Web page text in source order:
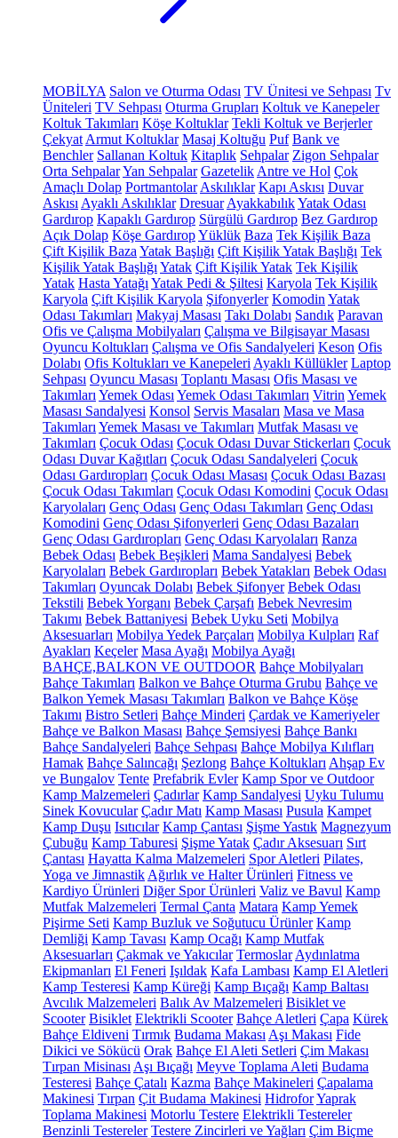
MOBİLYA Salon ve Oturma Odası TV Ünitesi ve Sehpası Tv
Üniteleri TV Sehpası Oturma Grupları Koltuk ve Kanepeler
Koltuk Takımları Köşe Koltuklar Tekli Koltuk ve Berjerler
Çekyat Armut Koltuklar Masaj Koltuğu Puf Bank ve
Benchler Sallanan Koltuk Kitaplık Sehpalar Zigon Sehpalar
Orta SehpalarYan Sehpalar Gazetelik Antre ve Hol Çok
Amaçlı Dolap Portmantolar Askılıklar Kapı Askısı Duvar
Askısı Ayaklı Askılıklar Dresuar AyakkabılıkYatak Odası
Gardırop Kapaklı Gardırop Sürgülü Gardırop Bez Gardırop
Açık Dolap Köşe GardıropYüklük Baza Tek Kişilik Baza
Çift Kişilik Baza Yatak Başlığı Çift Kişilik Yatak Başlığı Tek
Kişilik Yatak Başlığı Yatak Çift Kişilik Yatak Tek Kişilik
Yatak Hasta Yatağı Yatak Pedi & Şiltesi Karyola Tek Kişilik
Karyola Çift Kişilik Karyola Şifonyerler Komodin Yatak
Odası Takımları Makyaj Masası Takı Dolabı Sandık Paravan
Ofis ve Çalışma Mobilyaları Çalışma ve Bilgisayar Masası
Oyuncu Koltukları Çalışma ve Ofis Sandalyeleri Keson Ofis
Dolabı Ofis Koltukları ve Kanepeleri Ayaklı Küllükler Laptop
Sehpası Oyuncu Masası Toplantı Masası Ofis Masası ve
Takımları Yemek Odası Yemek Odası Takımları Vitrin Yemek
Masası Sandalyesi Konsol Servis Masaları Masa ve Masa
Takımları Yemek Masası ve Takımları Mutfak Masası ve
Takımları Çocuk Odası Çocuk Odası Duvar Stickerları Çocuk
Odası Duvar Kağıtları Çocuk Odası Sandalyeleri Çocuk
Odası Gardıropları Çocuk Odası Masası Çocuk Odası Bazası
Çocuk Odası Takımları Çocuk Odası Komodini Çocuk Odası
Karyolaları Genç Odası Genç Odası Takımları Genç Odası
Komodini Genç Odası Şifonyerleri Genç Odası Bazaları
Genç Odası Gardıropları Genç Odası Karyolaları Ranza
Bebek Odası Bebek Beşikleri Mama Sandalyesi Bebek
Karyolaları Bebek Gardıropları Bebek Yatakları Bebek Odası
Takımları Oyuncak Dolabı Bebek Şifonyer Bebek Odası
Tekstili Bebek Yorganı Bebek Çarşafı Bebek Nevresim
Takımı Bebek Battaniyesi Bebek Uyku Seti Mobilya
Aksesuarları Mobilya Yedek Parçaları Mobilya Kulpları Raf
Ayakları Keçeler Masa Ayağı Mobilya Ayağı
BAHÇE,BALKON VE OUTDOOR Bahçe Mobilyaları
Bahçe Takımları Balkon ve Bahçe Oturma Grubu Bahçe ve
Balkon Yemek Masası Takımları Balkon ve Bahçe Köşe
Takımı Bistro Setleri Bahçe Minderi Çardak ve Kameriyeler
Bahçe ve Balkon Masası Bahçe Şemsiyesi Bahçe Bankı
Bahçe Sandalyeleri Bahçe Sehpası Bahçe Mobilya Kılıfları
Hamak Bahçe Salıncağı Şezlong Bahçe Koltukları Ahşap Ev
ve Bungalov Tente Prefabrik Evler Kamp Spor ve Outdoor
Kamp Malzemeleri Çadırlar Kamp Sandalyesi Uyku Tulumu
Sinek Kovucular Çadır Matı Kamp Masası Pusula Kampet
Kamp Duşu Isıtıcılar Kamp Çantası Şişme Yastık Magnezyum
Çubuğu Kamp Taburesi Şişme Yatak Çadır Aksesuarı Sırt
Çantası Hayatta Kalma Malzemeleri Spor Aletleri Pilates,
Yoga ve Jimnastik Ağırlık ve Halter Ürünleri Fitness ve
Kardiyo Ürünleri Diğer Spor Ürünleri Valiz ve Bavul Kamp
Mutfak Malzemeleri Termal Çanta Matara Kamp Yemek
Pişirme Seti Kamp Buzluk ve Soğutucu Ürünler Kamp
Demliği Kamp Tavası Kamp Ocağı Kamp Mutfak
Aksesuarları Çakmak ve Yakıcılar Termoslar Aydınlatma
Ekipmanları El Feneri Işıldak Kafa Lambası Kamp El Aletleri
Kamp Testeresi Kamp Küreği Kamp Bıçağı Kamp Baltası
Avcılık Malzemeleri Balık Av Malzemeleri Bisiklet ve
Scooter Bisiklet Elektrikli Scooter Bahçe Aletleri Çapa Kürek
Bahçe Eldiveni Tırmık Budama Makası Aşı Makası Fide
Dikici ve Sökücü Orak Bahçe El Aleti Setleri Çim Makası
Tırpan Misinası Aşı Bıçağı Meyve Toplama Aleti Budama
Testeresi Bahçe Çatalı Kazma Bahçe Makineleri Çapalama
Makinesi Tırpan Çit Budama Makinesi HidroforYaprak
Toplama Makinesi Motorlu Testere Elektrikli Testereler
Benzinli Testereler Testere Zincirleri ve Yağları Çim Biçme